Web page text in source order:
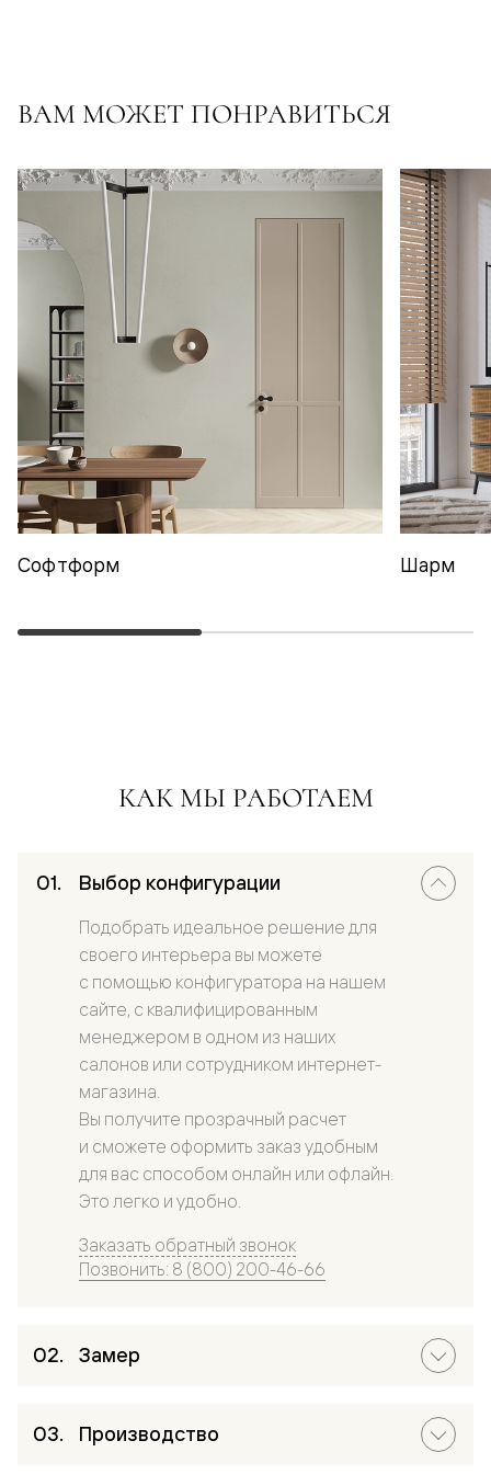
ВАМ МОЖЕТ ПОНРАВИТЬСЯ
Софтформ Шарм
КАК МЫ РАБОТАЕМ
Выбор конфигурации
Подобрать идеальное решение для
своего интерьера вы можете
с помощью конфигуратора на нашем
сайте, с квалифицированным
менеджером в одном из наших
салонов или сотрудником интернет-
магазина.
Вы получите прозрачный расчет
и сможете оформить заказ удобным
для вас способом онлайн или офлайн.
Это легко и удобно.
Заказать обратный звонок
Позвонить: 8 (800) 200-46-66
Замер
Производство